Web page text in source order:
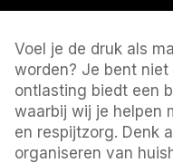
Voel je de druk als
worden? Je bent
ontlasting biedt een
waarbij wij je helpen
en respijtzorg. Denk
organiseren van